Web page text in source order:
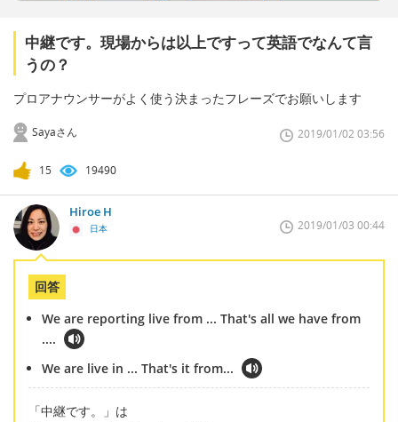
中継です。現場からは以上ですって英語でなんて言
うの？
プロアナウンサーがよく使う決まったフレーズでお願いします
Sayaさん 2019/01/02 03:56
15 19490
Hiroe H
日本 2019/01/03 00:44
回答
We are reporting live from ... That's all we have from
....
We are live in ... That's it from...
「中継です。」は